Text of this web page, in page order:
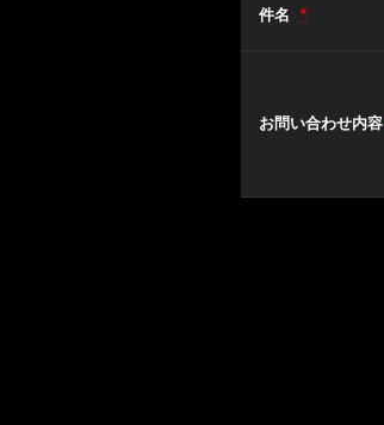
件名 *
お問い合わせ内容